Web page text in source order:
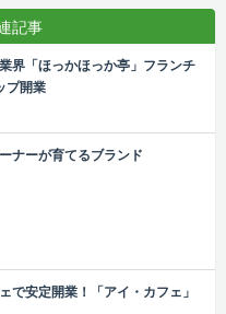
記事
界「ほっかほっか亭」フランチ
プ開業
ナーが育てるブランド
で安定開業！「アイ・カフェ」